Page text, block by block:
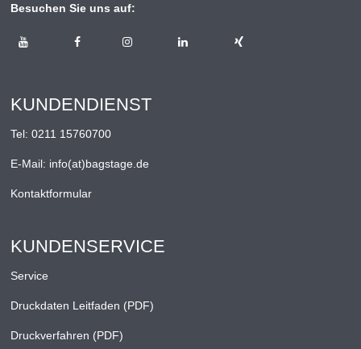
Besuchen Sie uns auf:
KUNDENDIENST
Tel:0211 15760700
E-Mail: info(at)bagstage.de
Kontaktformular
KUNDENSERVICE
Service
Druckdaten Leitfaden (PDF)
Druckverfahren (PDF)